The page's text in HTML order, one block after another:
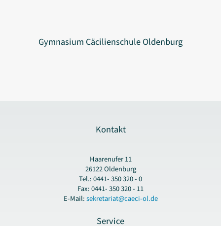
Gymnasium Cäcilienschule Oldenburg
Kontakt
Haarenufer 11
26122 Oldenburg
Tel.: 0441- 350 320 - 0
Fax: 0441- 350 320 - 11
E-Mail:sekretariat@caeci-ol.de
Service